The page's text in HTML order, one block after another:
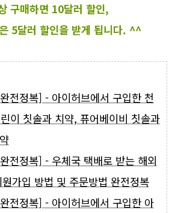
구매하면 10달러 할인,
5달러 할인을 받게 됩니다. ^^
전정복] - 아이허브에서 구입한 천
이 칫솔과 치약, 퓨어베이비 칫솔과
전정복] - 우체국 택배로 받는 해외
가입 방법 및 주문방법 완전정복
전정복] - 아이허브에서 구입한 아